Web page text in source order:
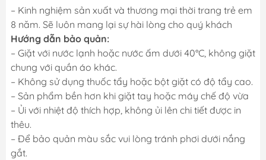
– Kinh nghiệm sản xuất và thương mại thời trang trẻ em
8 năm. Sẽ luôn mang lại sự hài lòng cho quý khách
Hướng dẫn bảo quản:
– Giặt với nước lạnh hoặc nước ấm dưới 40°C, không giặt
chung với quần áo khác.
– Không sử dụng thuốc tẩy hoặc bột giặt có độ tẩy cao.
– Sản phẩm bền hơn khi giặt tay hoặc máy chế độ vừa
– Ủi với nhiệt độ thích hợp, không ủi lên chi tiết được in
thêu.
– Để bảo quản màu sắc vui lòng tránh phơi dưới nắng
gắt.